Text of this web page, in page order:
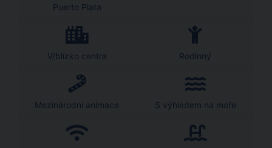
Puerto Plata
V/blízko centra Rodinný
Mezinárodní animace S výhledem na moře